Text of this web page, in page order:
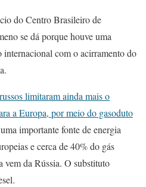
do Centro Brasileiro de
se dá porque houve uma
internacional com o acirramento do
limitaram ainda mais o
a Europa, por meio do gasoduto
importante fonte de energia
e cerca de 40% do gás
da Rússia. O substituto